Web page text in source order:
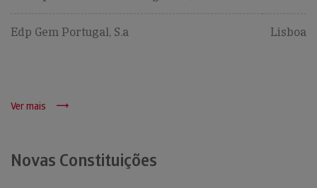
Edp Gem Portugal, S.a Lisboa
Ver mais
Novas Constituições